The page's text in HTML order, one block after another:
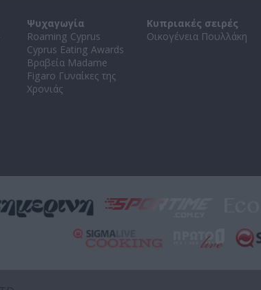
Ψυχαγωγία
Roaming Cyprus
Cyprus Eating Awards
Βραβεία Madame
Figaro Γυναίκες της
Χρονιάς
Κυπριακές σειρές
Οικογένεια Πουλλάκη